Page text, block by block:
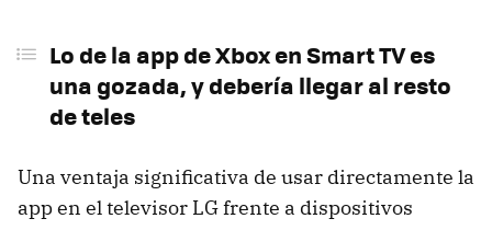
Lo de la app de Xbox en Smart TV es
una gozada, y debería llegar al resto
de teles
Una ventaja significativa de usar directamente la
app en el televisor LG frente a dispositivos